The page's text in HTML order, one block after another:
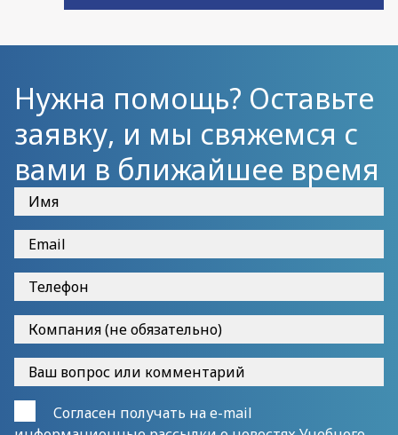
Нужна помощь? Оставьте
заявку, и мы свяжемся с
вами в ближайшее время
Согласен получать на e-mail